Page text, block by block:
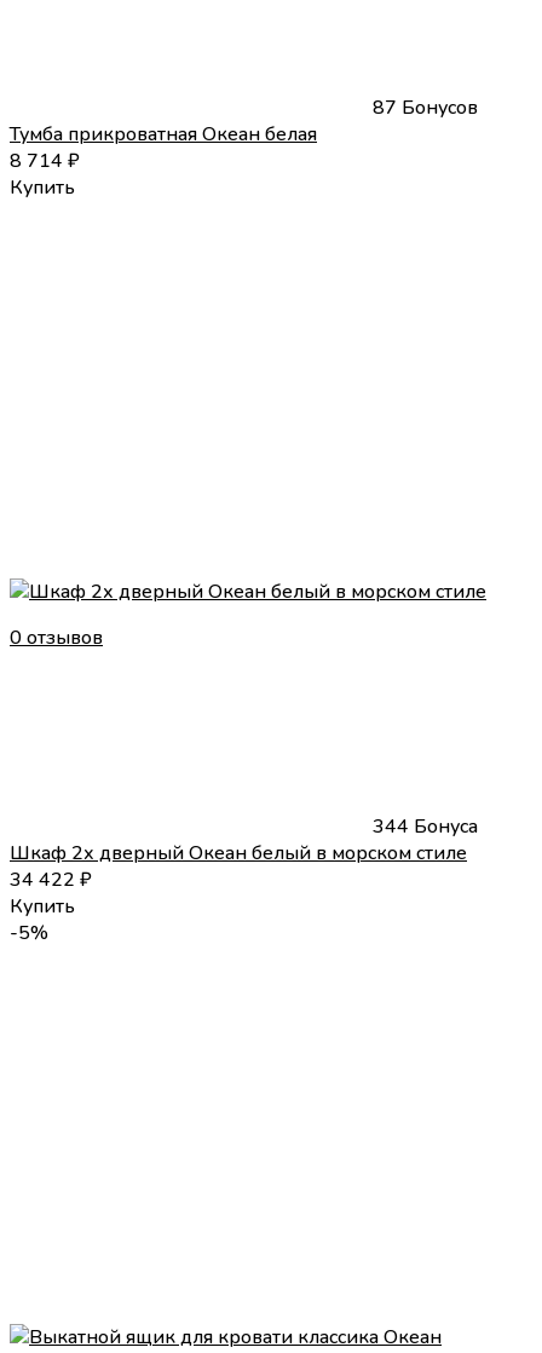
87 Бонусов
Тумба прикроватная Океан белая
8 714 ₽
Купить
0 отзывов
344 Бонуса
Шкаф 2х дверный Океан белый в морском стиле
34 422 ₽
Купить
-5%